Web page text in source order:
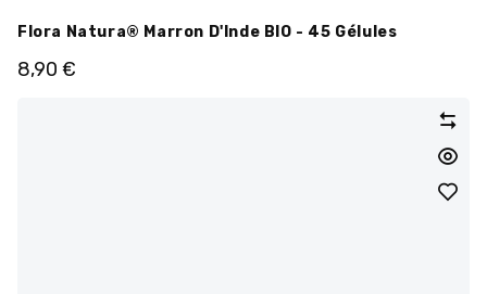
Flora Natura® Marron D'Inde BIO - 45 Gélules
8,90 €